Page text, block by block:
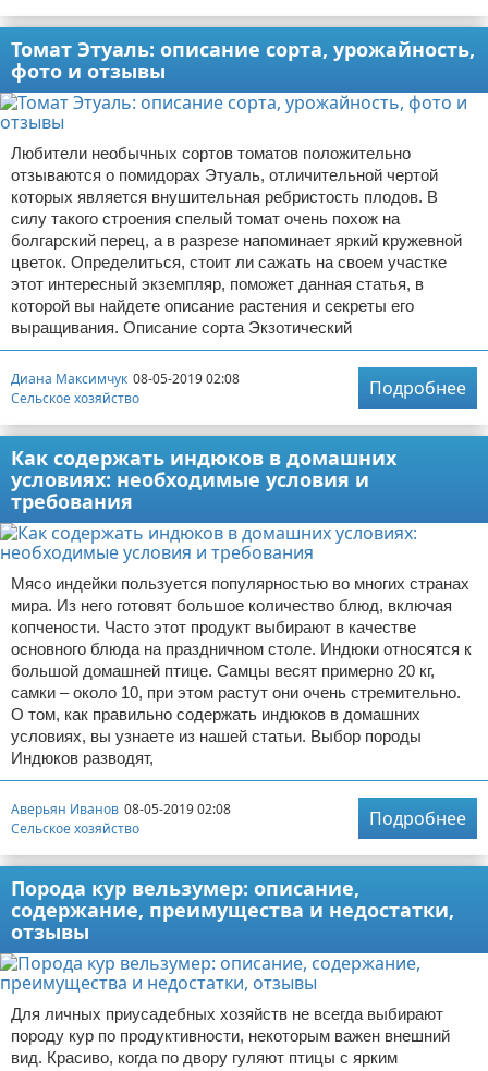
Томат Этуаль: описание сорта, урожайность,
фото и отзывы
Любители необычных сортов томатов положительно
отзываются о помидорах Этуаль, отличительной чертой
которых является внушительная ребристость плодов. В
силу такого строения спелый томат очень похож на
болгарский перец, а в разрезе напоминает яркий кружевной
цветок. Определиться, стоит ли сажать на своем участке
этот интересный экземпляр, поможет данная статья, в
которой вы найдете описание растения и секреты его
выращивания. Описание сорта Экзотический
Диана Максимчук 08-05-2019 02:08
Сельское хозяйство
Подробнее
Как содержать индюков в домашних
условиях: необходимые условия и
требования
Мясо индейки пользуется популярностью во многих странах
мира. Из него готовят большое количество блюд, включая
копчености. Часто этот продукт выбирают в качестве
основного блюда на праздничном столе. Индюки относятся к
большой домашней птице. Самцы весят примерно 20 кг,
самки – около 10, при этом растут они очень стремительно.
О том, как правильно содержать индюков в домашних
условиях, вы узнаете из нашей статьи. Выбор породы
Индюков разводят,
Аверьян Иванов 08-05-2019 02:08
Сельское хозяйство
Подробнее
Порода кур вельзумер: описание,
содержание, преимущества и недостатки,
отзывы
Для личных приусадебных хозяйств не всегда выбирают
породу кур по продуктивности, некоторым важен внешний
вид. Красиво, когда по двору гуляют птицы с ярким